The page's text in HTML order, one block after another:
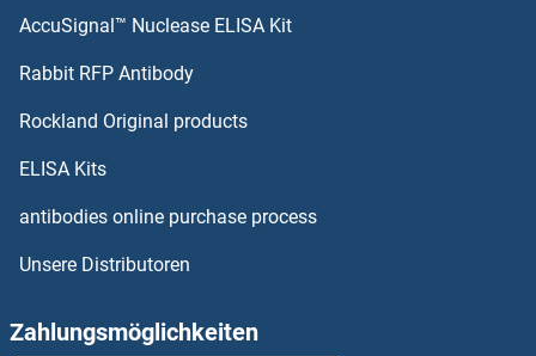
HS1BP3 ELISA Kits
HSF1 ELISA Kits
HSF2 ELISA Kits
HSF4 ELISA Kits
AccuSignal™ Nuclease ELISA Kit
Rabbit RFP Antibody
Rockland Original products
ELISA Kits
antibodies online purchase process
Unsere Distributoren
Zahlungsmöglichkeiten